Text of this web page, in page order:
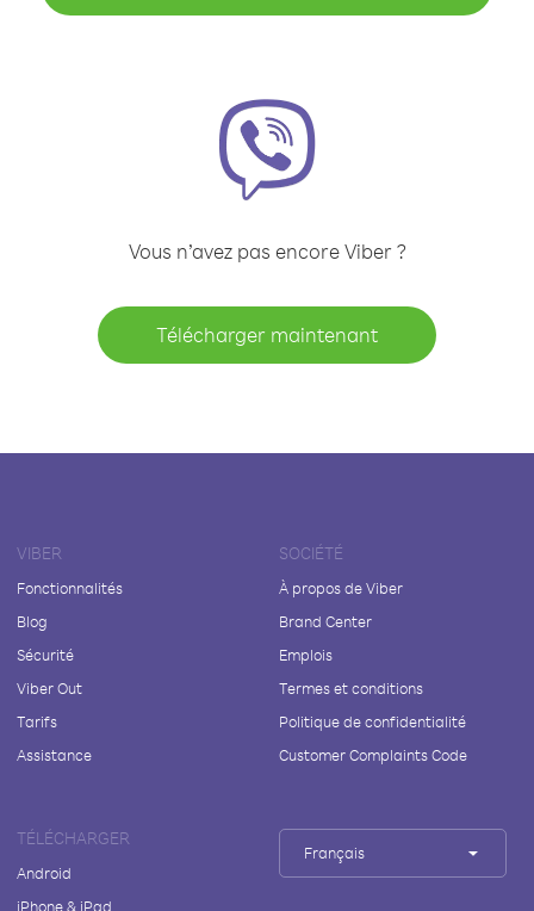
Vous n’avez pas encore Viber ?
Télécharger maintenant
VIBER
Fonctionnalités
Blog
Sécurité
Viber Out
Tarifs
Assistance
SOCIÉTÉ
À propos de Viber
Brand Center
Emplois
Termes et conditions
Politique de confidentialité
Customer Complaints Code
TÉLÉCHARGER
Android
iPhone & iPad
Français